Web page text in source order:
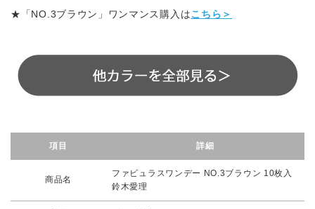
★「NO.3ブラウン」ワンマンス購入はこちら＞
項目 詳細
商品名
ファビュラスワンデー NO.3ブラウン 10枚入
鈴木愛理